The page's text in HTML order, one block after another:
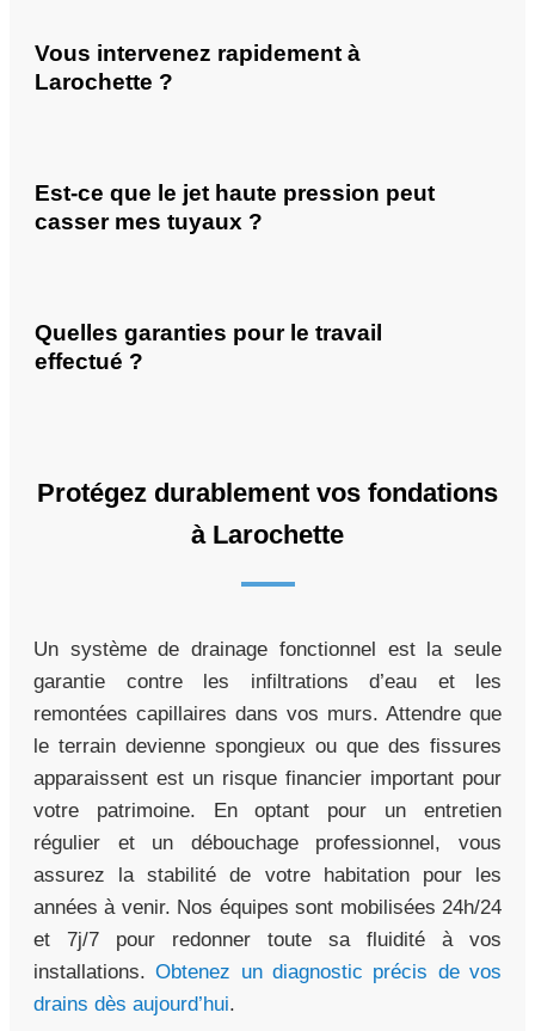
Vous intervenez rapidement à
Larochette ?
Est-ce que le jet haute pression peut
casser mes tuyaux ?
Quelles garanties pour le travail
effectué ?
Protégez durablement vos fondations
à Larochette
Un système de drainage fonctionnel est la seule
garantie contre les infiltrations d’eau et les
remontées capillaires dans vos murs. Attendre que
le terrain devienne spongieux ou que des fissures
apparaissent est un risque financier important pour
votre patrimoine. En optant pour un entretien
régulier et un débouchage professionnel, vous
assurez la stabilité de votre habitation pour les
années à venir. Nos équipes sont mobilisées 24h/24
et 7j/7 pour redonner toute sa fluidité à vos
installations.Obtenez un diagnostic précis de vos
drains dès aujourd’hui.